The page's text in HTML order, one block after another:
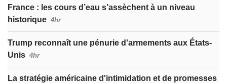
France : les cours d’eau s’assèchent à un niveau
historique 4hr
Trump reconnaît une pénurie d'armements aux États-
Unis 4hr
La stratégie américaine d'intimidation et de promesses